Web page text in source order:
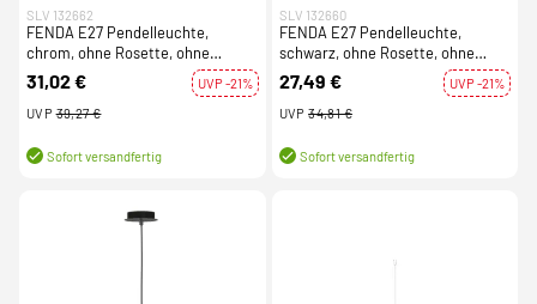
SLV 132662
FENDA E27 Pendelleuchte,
chrom, ohne Rosette, ohne
Schirm
31,02 €
UVP -21%
UVP 39,27 €
Sofort versandfertig
SLV 132660
FENDA E27 Pendelleuchte,
schwarz, ohne Rosette, ohne
Schirm
27,49 €
UVP -21%
UVP 34,81 €
Sofort versandfertig